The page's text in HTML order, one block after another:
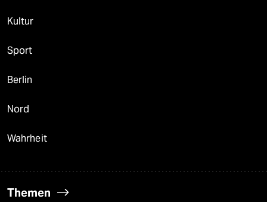
Kultur
Sport
Berlin
Nord
Wahrheit
Themen